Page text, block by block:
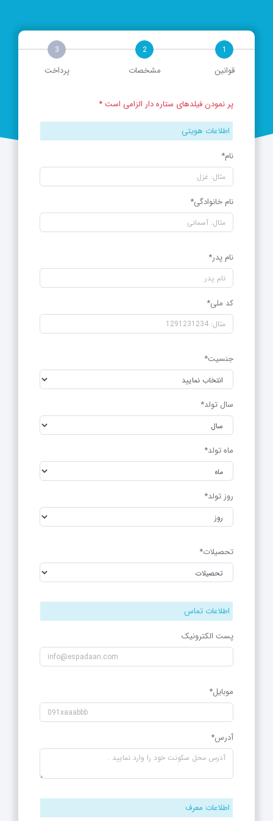
1
قوانین
2
مشخصات
3
پرداخت
پر نمودن فیلدهای ستاره دار الزامی است *
اطلاعات هویتی
نام*
نام خانوادگی*
نام پدر*
کد ملی*
جنسیت*
سال تولد*
ماه تولد*
روز تولد*
تحصیلات*
اطلاعات تماس
پست الکترونیک
موبایل*
آدرس*
اطلاعات معرف